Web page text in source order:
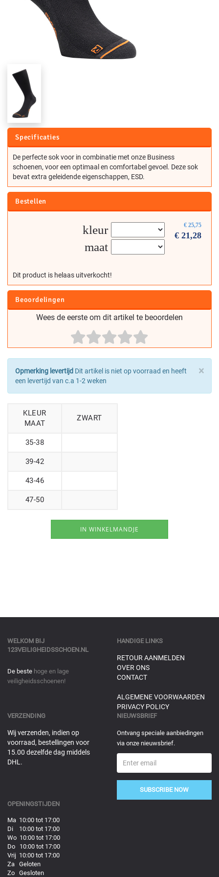
Specificaties
De perfecte sok voor in combinatie met onze Business
schoenen, voor een optimaal en comfortabel gevoel. Deze sok
bevat extra geleidende eigenschappen, ESD.
Bestellen
€ 25,75
€ 21,28
kleur
maat
Dit product is helaas uitverkocht!
Beoordelingen
Wees de eerste om dit artikel te beoordelen
×
Opmerking levertijd Dit artikel is niet op voorraad en heeft
een levertijd van c.a 1-2 weken
KLEUR
MAAT
ZWART
35-38
39-42
43-46
47-50
WELKOM BIJ
123VEILIGHEIDSSCHOEN.NL
De beste hoge en lage
veiligheidsschoenen!
HANDIGE LINKS
RETOUR AANMELDEN
OVER ONS
CONTACT
ALGEMENE VOORWAARDEN
PRIVACY POLICY
VERZENDING
Wij verzenden, indien op
voorraad, bestellingen voor
15.00 dezelfde dag middels
DHL.
NIEUWSBRIEF
Ontvang speciale aanbiedingen
via onze nieuwsbrief.
SUBSCRIBE NOW
OPENINGSTIJDEN
Ma 10:00 tot 17:00
Di 10:00 tot 17:00
Wo 10:00 tot 17:00
Do 10:00 tot 17:00
Vrij 10:00 tot 17:00
Za Geloten
Zo Gesloten